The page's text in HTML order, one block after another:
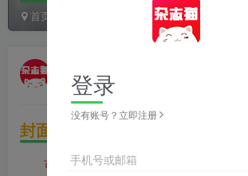
首页 ar（アール） 正文
2年前更新
封面故事
可爱韩流完全档案
登录
没有账号？立即注册
手机号或邮箱